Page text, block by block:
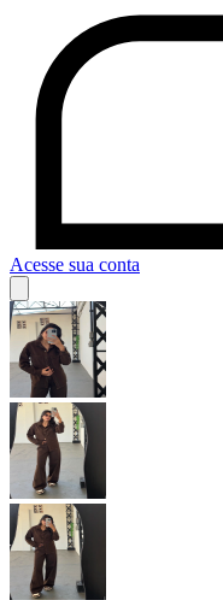
Acesse sua conta